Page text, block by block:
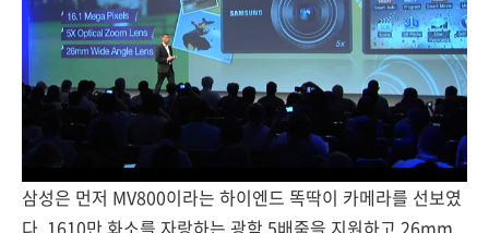
삼성은 먼저 MV800이라는 하이엔드 똑딱이 카메라를 선보였
다. 1610만 화소를 자랑하는 광학 5배줌을 지원하고 26mm